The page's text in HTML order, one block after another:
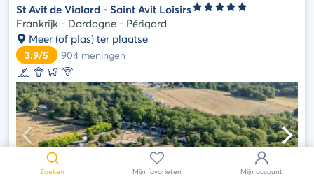
Hulp
nodig?
Zoeken Mijn favorieten Mijn account
St Avit de Vialard - Saint Avit Loisirs
Frankrijk - Dordogne - Périgord
Meer (of plas) ter plaatse
3.9/5 904meningen